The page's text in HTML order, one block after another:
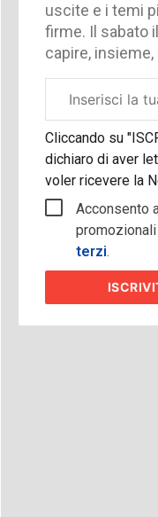
uscite e i temi
firme. Il sabato
capire,
aziendale
Cliccando su
dichiaro di aver
voler ricevere la
Acconsento
terzi.